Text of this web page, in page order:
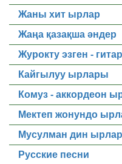
Жаны хит ырлар
Жаңа қазақша әндер
Журокту эзген -
Кайгылуу ырлары
Комуз - аккордеон
Мектеп жонундо
Мусулман дин
Русские песни